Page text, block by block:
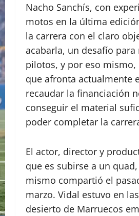
Nacho Sanchís, con
motos en la última
la carrera con el claro
acabarla, un desafío para
pilotos, y por eso mismo,
que afronta actualmente
recaudar la financiación
conseguir el material
poder completar la
El actor, director y
que es subirse a un
mismo compartió el
marzo. Vidal estuvo en
desierto de Marruecos